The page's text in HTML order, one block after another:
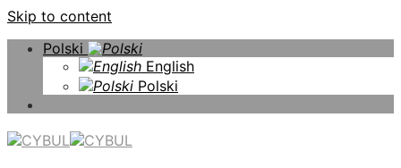
Skip to content
Polski
English
Polski